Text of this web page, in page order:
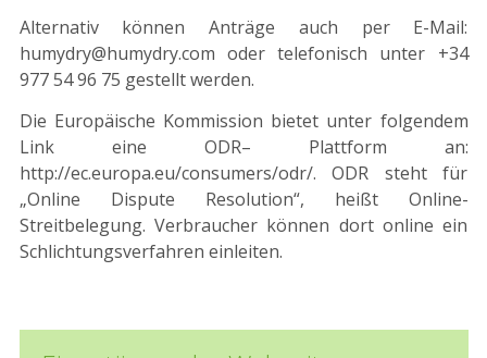
Alternativ können Anträge auch per E-Mail:
humydry@humydry.com oder telefonisch unter +34
977 54 96 75 gestellt werden.
Die Europäische Kommission bietet unter folgendem
Link eine ODR– Plattform an:
http://ec.europa.eu/consumers/odr/. ODR steht für
„Online Dispute Resolution“, heißt Online-
Streitbelegung. Verbraucher können dort online ein
Schlichtungsverfahren einleiten.